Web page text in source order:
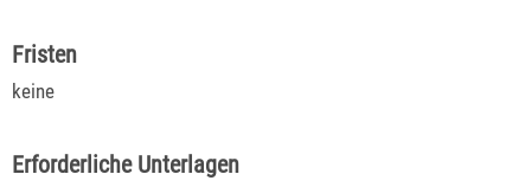
Fristen
keine
Erforderliche Unterlagen